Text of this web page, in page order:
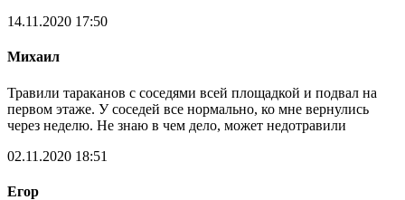
14.11.2020 17:50
Михаил
Травили тараканов с соседями всей площадкой и подвал на
первом этаже. У соседей все нормально, ко мне вернулись
через неделю. Не знаю в чем дело, может недотравили
02.11.2020 18:51
Егор